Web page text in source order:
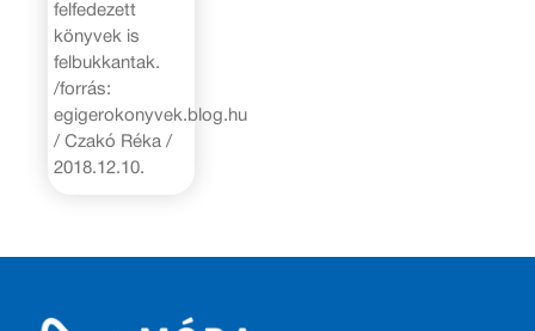
felfedezett
könyvek is
felbukkantak.
/forrás:
egigerokonyvek.blog.hu
/ Czakó Réka /
2018.12.10.